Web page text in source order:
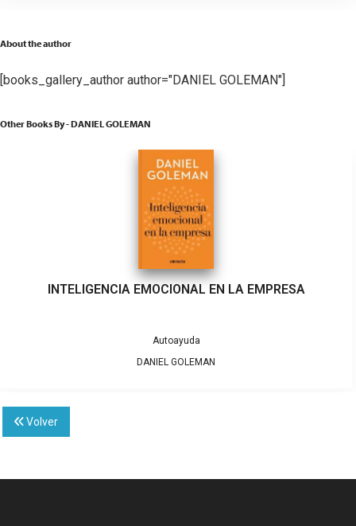
About the author
[books_gallery_author author="DANIEL GOLEMAN"]
Other Books By - DANIEL GOLEMAN
INTELIGENCIA EMOCIONAL EN LA EMPRESA
Autoayuda
DANIEL GOLEMAN
Volver